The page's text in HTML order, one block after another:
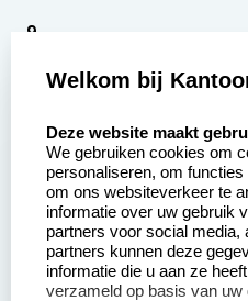
9
Aanvraag op maat
Betaling &
Verzending
Wederverkoper
worden
Welkom bij
Deze website maakt
We gebruiken cookies om
personaliseren, om
om ons websiteverkeer te
informatie over uw gebruik
partners voor social
partners kunnen deze
informatie die u aan ze
verzameld op basis van